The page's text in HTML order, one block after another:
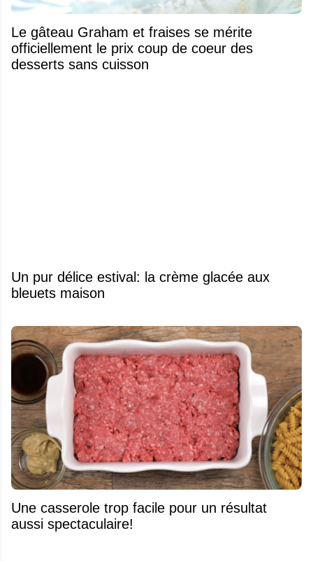
Le gâteau Graham et fraises se mérite
officiellement le prix coup de coeur des
desserts sans cuisson
Un pur délice estival: la crème glacée aux
bleuets maison
Une casserole trop facile pour un résultat
aussi spectaculaire!